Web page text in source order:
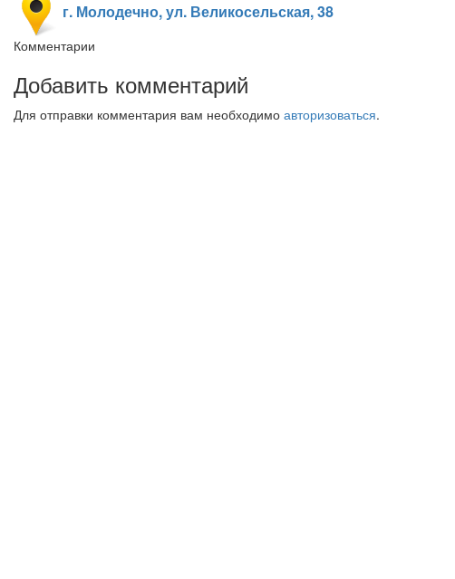
г. Молодечно, ул. Великосельская, 38
Комментарии
Добавить комментарий
Для отправки комментария вам необходимо авторизоваться.